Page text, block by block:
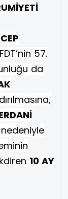
57.
da
10 AY